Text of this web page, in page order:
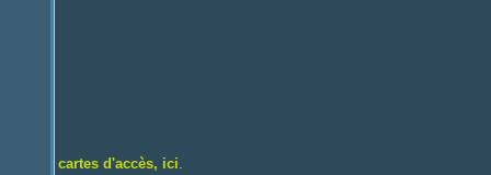
cartes d'accès, ici.